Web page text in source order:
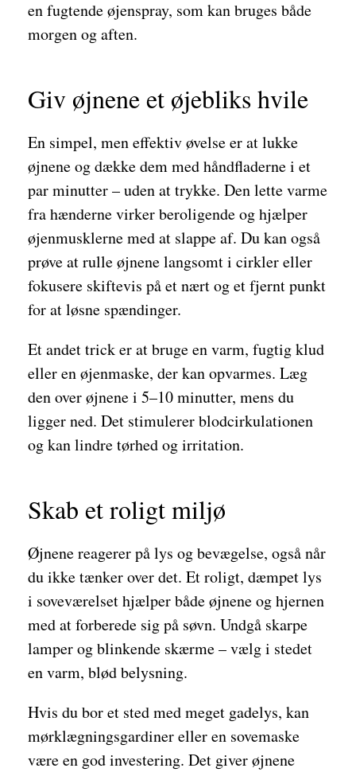
en fugtende øjenspray, som kan bruges både
morgen og aften.
Giv øjnene et øjebliks hvile
En simpel, men effektiv øvelse er at lukke
øjnene og dække dem med håndfladerne i et
par minutter – uden at trykke. Den lette varme
fra hænderne virker beroligende og hjælper
øjenmusklerne med at slappe af. Du kan også
prøve at rulle øjnene langsomt i cirkler eller
fokusere skiftevis på et nært og et fjernt punkt
for at løsne spændinger.
Et andet trick er at bruge en varm, fugtig klud
eller en øjenmaske, der kan opvarmes. Læg
den over øjnene i 5–10 minutter, mens du
ligger ned. Det stimulerer blodcirkulationen
og kan lindre tørhed og irritation.
Skab et roligt miljø
Øjnene reagerer på lys og bevægelse, også når
du ikke tænker over det. Et roligt, dæmpet lys
i soveværelset hjælper både øjnene og hjernen
med at forberede sig på søvn. Undgå skarpe
lamper og blinkende skærme – vælg i stedet
en varm, blød belysning.
Hvis du bor et sted med meget gadelys, kan
mørklægningsgardiner eller en sovemaske
være en god investering. Det giver øjnene